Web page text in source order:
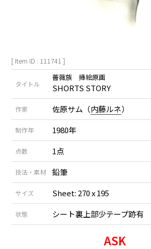
[ Item ID : 111741 ]
タイトル
薔薇族 挿絵原画
SHORTS STORY
作家 佐原サム（内藤ルネ）
制作年 1980年
点数 1点
技法・素材 鉛筆
サイズ Sheet: 270 x 195
状態 シート裏上部少テープ跡有
ASK